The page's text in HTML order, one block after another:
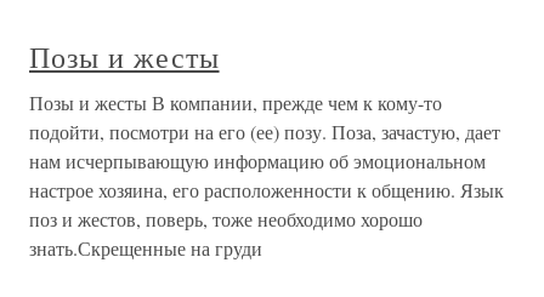
Позы и жесты
Позы и жесты В компании, прежде чем к кому-то
подойти, посмотри на его (ее) позу. Поза, зачастую, дает
нам исчерпывающую информацию об эмоциональном
настрое хозяина, его расположенности к общению. Язык
поз и жестов, поверь, тоже необходимо хорошо
знать.Скрещенные на груди